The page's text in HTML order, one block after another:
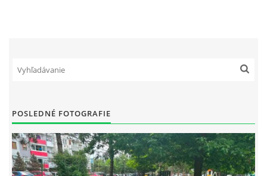
RADA ŠKOLY
POSLEDNÉ FOTOGRAFIE